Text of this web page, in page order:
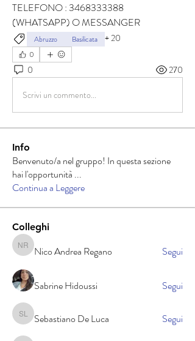
TELEFONO : 3468333388
(WHATSAPP) O MESSANGER
Abruzzo Basilicata +20
0
0 270
Scrivi un commento...
Info
Benvenuto/a nel gruppo! In questa sezione
hai l'opportunità ...
Continua a Leggere
Colleghi
Nico Andrea Regano
Nico Andrea Regano Segui
Sabrine Hidoussi Segui
Sebastiano De Luca
Sebastiano De Luca Segui